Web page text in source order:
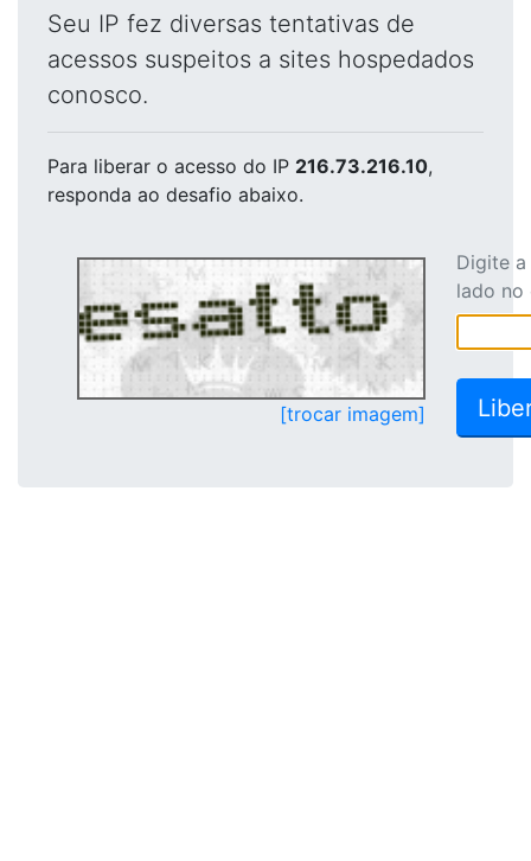
Seu IP fez diversas tentativas de
acessos suspeitos a sites hospedados
conosco.
Para liberar o acesso do IP 216.73.216.10,
responda ao desafio abaixo.
[trocar imagem]
Digite
lado no